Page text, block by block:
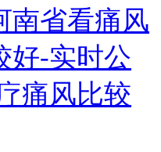
南省看痛风
好-实时公
痛风比较